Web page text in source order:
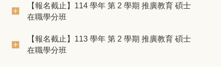
【報名截止】114 學年 第 2 學期 推廣教育 碩士
在職學分班
【報名截止】113 學年 第 2 學期 推廣教育 碩士
在職學分班